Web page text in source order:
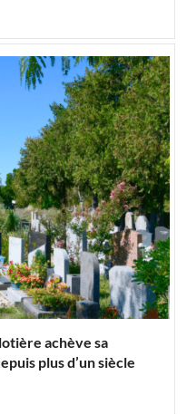
achève sa
plus d’un siècle